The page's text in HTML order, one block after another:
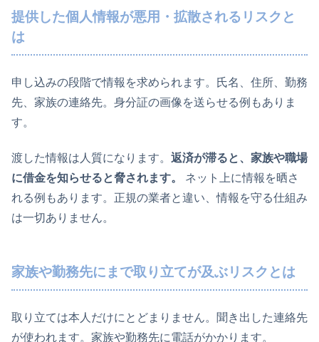
提供した個人情報が悪用・拡散されるリスクと
は
申し込みの段階で情報を求められます。氏名、住所、勤務
先、家族の連絡先。身分証の画像を送らせる例もありま
す。
渡した情報は人質になります。 返済が滞ると、家族や職場
に借金を知らせると脅されます。
ネット上に情報を晒さ
れる例もあります。正規の業者と違い、情報を守る仕組み
は一切ありません。
家族や勤務先にまで取り立てが及ぶリスクとは
取り立ては本人だけにとどまりません。聞き出した連絡先
が使われます。家族や勤務先に電話がかかります。